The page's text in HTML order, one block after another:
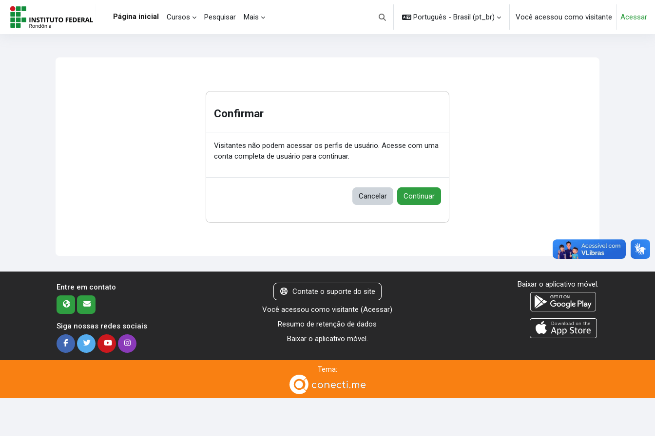
Ir para o conteúdo principal
Página inicial
Cursos Pesquisar Mais
Alternar entrada de pesquisa
Português - Brasil ‎(pt_br)‎ Você acessou como visitante Acessar
Confirmar
Visitantes não podem acessar os perfis de usuário. Acesse com uma
conta completa de usuário para continuar.
Cancelar Continuar
Entre em contato
Siga nossas redes sociais
Contate o suporte do site
Você acessou como visitante (Acessar)
Resumo de retenção de dados
Baixar o aplicativo móvel.
Baixar o aplicativo móvel.
Tema: